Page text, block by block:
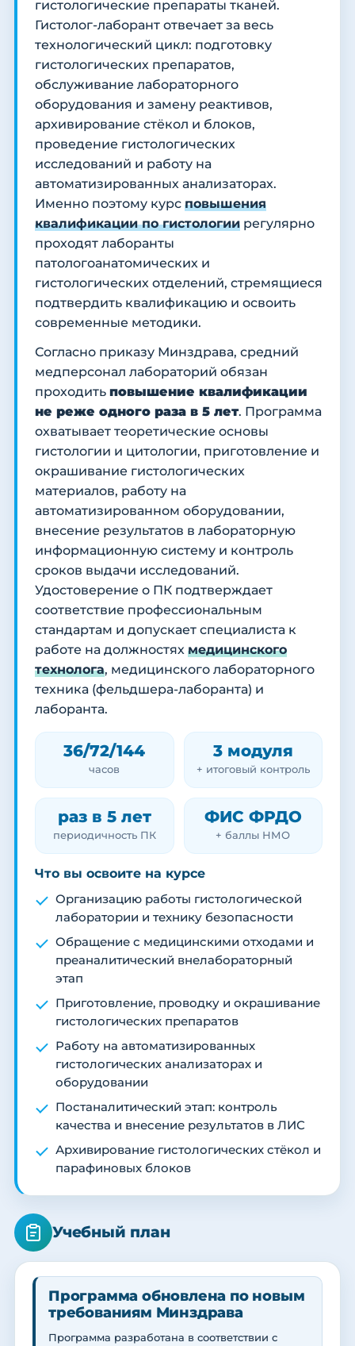
гистологические препараты тканей.
Гистолог-лаборант отвечает за весь
технологический цикл: подготовку
гистологических препаратов,
обслуживание лабораторного
оборудования и замену реактивов,
архивирование стёкол и блоков,
проведение гистологических
исследований и работу на
автоматизированных анализаторах.
Именно поэтому курс повышения
квалификации по гистологии регулярно
проходят лаборанты
патологоанатомических и
гистологических отделений, стремящиеся
подтвердить квалификацию и освоить
современные методики.
Согласно приказу Минздрава, средний
медперсонал лабораторий обязан
проходить повышение квалификации
не реже одного раза в 5 лет. Программа
охватывает теоретические основы
гистологии и цитологии, приготовление и
окрашивание гистологических
материалов, работу на
автоматизированном оборудовании,
внесение результатов в лабораторную
информационную систему и контроль
сроков выдачи исследований.
Удостоверение о ПК подтверждает
соответствие профессиональным
стандартам и допускает специалиста к
работе на должностях медицинского
технолога, медицинского лабораторного
техника (фельдшера-лаборанта) и
лаборанта.
36/72/144
часов
3 модуля
+ итоговый контроль
раз в 5 лет
периодичность ПК
ФИС ФРДО
+ баллы НМО
Что вы освоите на курсе
Организацию работы гистологической
лаборатории и технику безопасности
Обращение с медицинскими отходами и
преаналитический внелабораторный
этап
Приготовление, проводку и окрашивание
гистологических препаратов
Работу на автоматизированных
гистологических анализаторах и
оборудовании
Постаналитический этап: контроль
качества и внесение результатов в ЛИС
Архивирование гистологических стёкол и
парафиновых блоков
Учебный план
Программа обновлена по новым
требованиям Минздрава
Программа разработана в соответствии с